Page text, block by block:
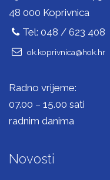
48 000 Koprivnica
Tel: 048 / 623 408
ok.koprivnica@hok.hr
Radno vrijeme:
07.00 – 15.00 sati
radnim danima
Novosti